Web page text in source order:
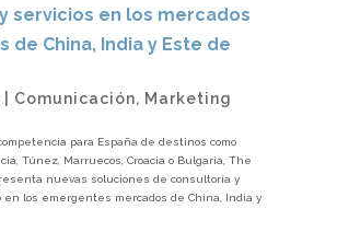
servicios en los mercados
de China, India y Este de
Comunicación, Marketing
para España de destinos como
Túnez, Marruecos, Croacia o Bulgaria, The
nuevas soluciones de consultoría y
los emergentes mercados de China, India y